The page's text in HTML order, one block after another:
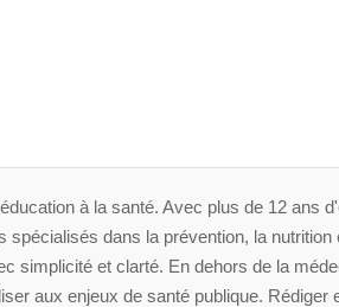
à la santé. Avec plus de 12 ans
dans la prévention, la nutrition
simplicité et clarté. En dehors de la
aux enjeux de santé publique. Rédiger